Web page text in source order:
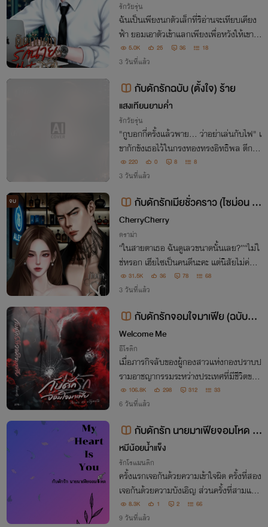
รักวัยรุ่น
ฉันเป็นเพียงนกตัวเล็กที่ริอ่านจะเทียบเคียง
ฟ้า ยอมเอาตัวเข้าแลกเพียงเพื่อหวังให้เขาชา
ยตามอง...แต่สุดท้ายแล้วฉันก็เข้าใจว่าสิ่งที่ใ
ห้เขาไป 'มันไม่มีค่าอะไรเลย'
5.0K 25 36 18
3 วันที่แล้ว
กับดักรักฉบับ (ตั้งใจ) ร้าย
แสงเทียนยามค่ำ
รักวัยรุ่น
"กูบอกกี่ครั้งแล้วพาย... ว่าอย่าเล่นกับไฟ" เ
ขากักขังเธอไว้ในกรงทองทรงอิทธิพล ตีกรอ
บชีวิตและสั่งห้ามเข้าใกล้ชายทุกคน ทว่ายิ่งถู
กบีบคั้น ร่างบางทรงนาฬิกาทรายกลับยิ่งใช้เ
สน่ห์อันเย้ายวนและเล่ห์กลท้าทาย
220 0 8 8
3 วันที่แล้ว
จบ
กับดักรักเมียชั่วคราว (ไซม่อน x
ข้าวหอม) มี E-book
CherryCherry
ดราม่า
“ในสายตาเธอ ฉันดูเลวขนาดนั้นเลย?”“ไม่ใ
ช่หรอก เฮียไซเป็นคนดีนะคะ แต่นิสัยไม่ค่อย
ดีน่ะค่ะ”
31.5K 36 78 68
3 วันที่แล้ว
กับดักรักจอมใจมาเฟีย (ฉบับรีไร
ท์) จบแล้ว
Welcome Me
อีโรติก
เมื่อภารกิจลับของผู้กองสาวแห่งกองปราบป
รามอาชญากรรมระหว่างประเทศที่มีชีวิตของ
น้องสาวเป็นเดิมพัน เธอจะต้องเอาตัวเองเข้า
ไปสืบข้อมูลในถิ่นของมาเฟียจอมเจ้าเล่ห์ เธ
106.8K 298 312 33
6 วันที่แล้ว
กับดักรัก นายมาเฟียจอมโหด |
My Heart Is You|
หมีน้อยน้ำแข็ง
รักโรแมนติก
ครั้งแรกเจอกันด้วยความเข้าใจผิด ครั้งที่สอง
เจอกันด้วยความบังเอิญ ส่วนครั้งที่สามแน่น
อนว่าเป็นความตั้งใจของเขาและครั้งต่อ ๆ ไป
ก็เช่นกัน / โบราณเขาว่า เกลียดอะไรมักได้อย่
8.3K 1 2 66
9 วันที่แล้ว